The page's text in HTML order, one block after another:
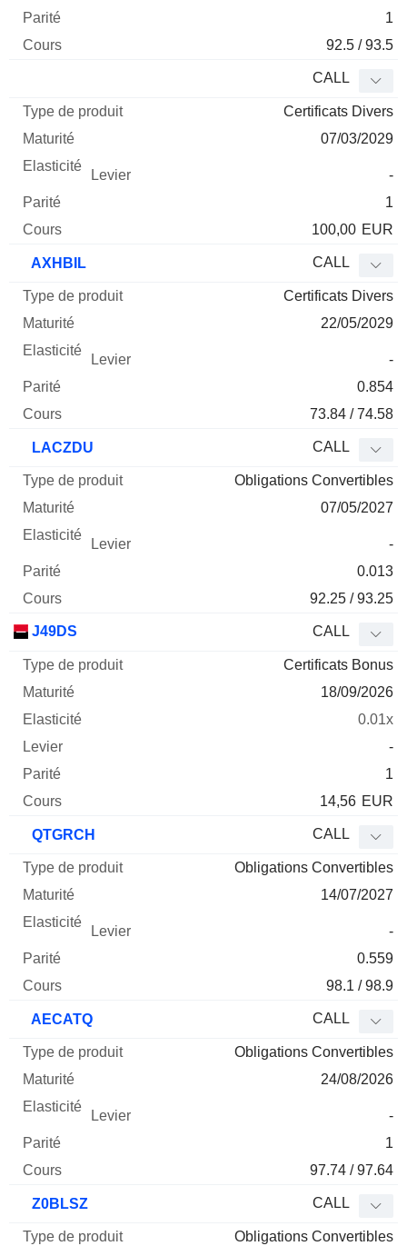
1
92.5 / 93.5
CALL
Certificats Divers
07/03/2029
-
1
100,00 EUR
AXHBIL CALL
Certificats Divers
22/05/2029
-
0.854
73.84 / 74.58
LACZDU CALL
Obligations Convertibles
07/05/2027
-
0.013
92.25 / 93.25
J49DS CALL
Certificats Bonus
18/09/2026
0.01x
-
1
14,56 EUR
QTGRCH CALL
Obligations Convertibles
14/07/2027
-
0.559
98.1 / 98.9
AECATQ CALL
Obligations Convertibles
24/08/2026
-
1
97.74 / 97.64
Z0BLSZ CALL
Obligations Convertibles